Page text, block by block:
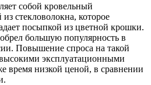
собой кровельный
стекловолокна, которое
посыпкой из цветной крошки.
большую популярность в
Повышение спроса на такой
высокими эксплуатационными
время низкой ценой, в сравнении